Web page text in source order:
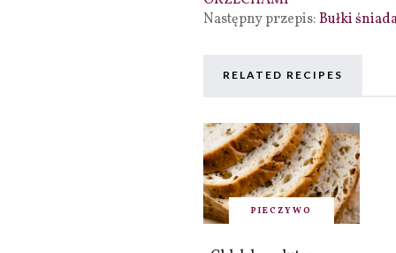
Następny przepis:Bułki
RELATED RECIPES
PIECZYWO